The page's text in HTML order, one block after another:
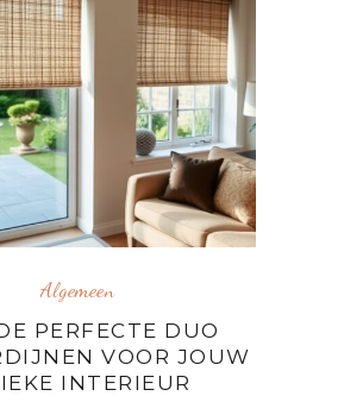
Algemeen
PERFECTE DUO
VOOR JOUW
INTERIEUR